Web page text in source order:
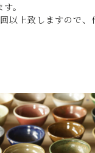
。
以上致しますので、